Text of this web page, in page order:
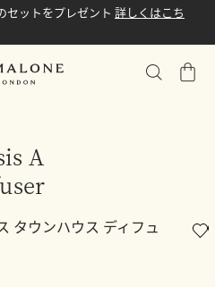
セットをプレゼント 詳しくはこち
シ
A
タウンハウス ディフュ